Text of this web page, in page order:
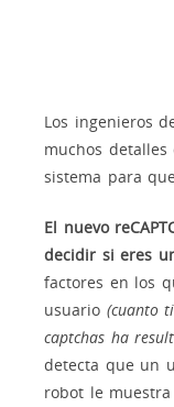
Los ingenieros
muchos
sistema para
El nuevo
decidir si eres
factores en los
usuario (cuanto
captchas ha
detecta que un
robot le